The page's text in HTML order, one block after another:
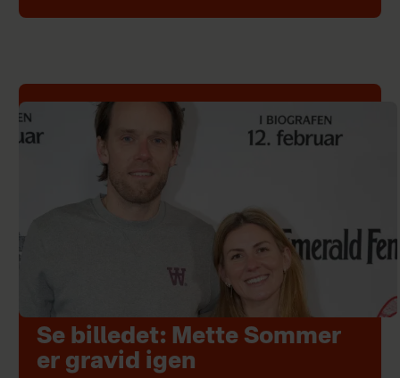
Se billedet: Mette Sommer
er gravid igen